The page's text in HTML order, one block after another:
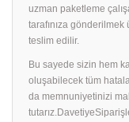
uzman paketleme
tarafınıza
teslim edilir.
Bu sayede sizin hem
oluşabilecek tüm
da memnuniyetinizi